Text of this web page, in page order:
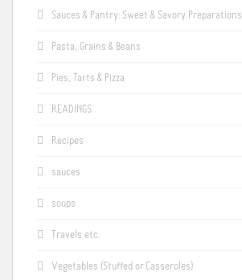
Sauces & Pantry: Sweet & Savory Preparations
Pasta, Grains & Beans
Pies, Tarts & Pizza
READINGS
Recipes
sauces
soups
Travels etc.
Vegetables (Stuffed or Casseroles)